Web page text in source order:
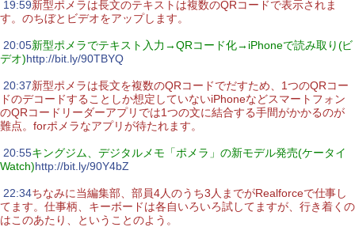
19:59新型ポメラは長文のテキストは複数のQRコードで表示されま
す。のちぼとビデオをアップします。
20:05新型ポメラでテキスト入力→QRコード化→iPhoneで読み取り(ビ
デオ)http://bit.ly/90TBYQ
20:37新型ポメラは長文を複数のQRコードでだすため、1つのQRコー
ドのデコードすることしか想定していないiPhoneなどスマートフォン
のQRコードリーダーアプリでは1つの文に結合する手間がかかるのが
難点。forポメラなアプリが待たれます。
20:55キングジム、デジタルメモ「ポメラ」の新モデル発売(ケータイ
Watch)http://bit.ly/90Y4bZ
22:34ちなみに当編集部、部員4人のうち3人までがRealforceで仕事し
てます。仕事柄、キーボードは各自いろいろ試してますが、行き着くの
はこのあたり、ということのよう。